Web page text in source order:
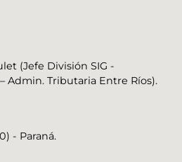
(Jefe División SIG -
Admin. Tributaria Entre Ríos).
- Paraná.